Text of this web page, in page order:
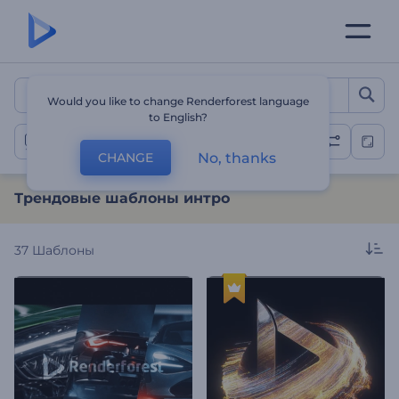
Трендовые шаблоны
Трендовые интро
Трендовые шаблоны интро
37 Шаблоны
Would you like to change Renderforest language
to English?
CHANGE No, thanks